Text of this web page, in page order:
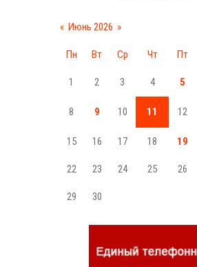
« Июнь 2026 »
Пн Вт Ср Чт Пт
1 2 3 4 5
8 9 10 11 12
15 16 17 18 19
22 23 24 25 26
29 30